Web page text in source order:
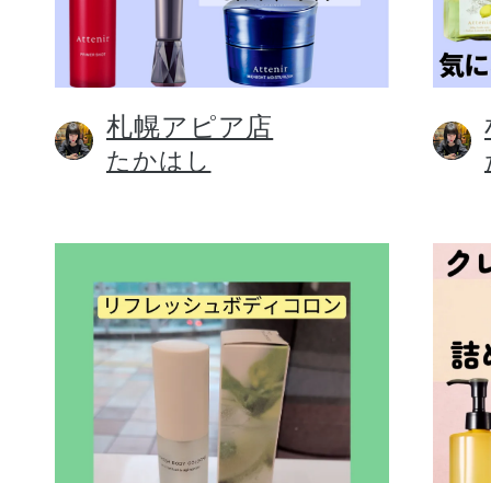
札幌アピア店
たかはし